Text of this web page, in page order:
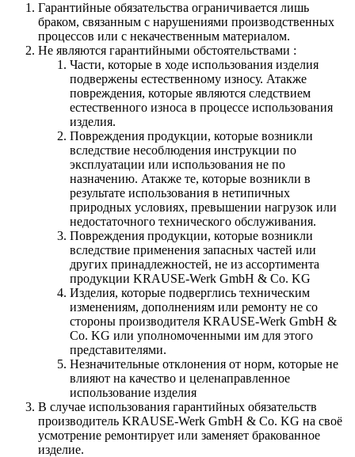
Гарантийные обязательства ограничивается лишь
браком, связанным с нарушениями производственных
процессов или с некачественным материалом.
Не являются гарантийными обстоятельствами :
Части, которые в ходе использования изделия
подвержены естественному износу. Атакже
повреждения, которые являются следствием
естественного износа в процессе использования
изделия.
Повреждения продукции, которые возникли
вследствие несоблюдения инструкции по
эксплуатации или использования не по
назначению. Атакже те, которые возникли в
результате использования в нетипичных
природных условиях, превышении нагрузок или
недостаточного технического обслуживания.
Повреждения продукции, которые возникли
вследствие применения запасных частей или
других принадлежностей, не из ассортимента
продукции KRAUSE-Werk GmbH & Со. KG
Изделия, которые подверглись техническим
изменениям, дополнениям или ремонту не со
стороны производителя KRAUSE-Werk GmbH &
Со. KG или уполномоченными им для этого
представителями.
Незначительные отклонения от норм, которые не
влияют на качество и целенаправленное
использование изделия
В случае использования гарантийных обязательств
производитель KRAUSE-Werk GmbH & Со. KG на своё
усмотрение ремонтирует или заменяет бракованное
изделие.